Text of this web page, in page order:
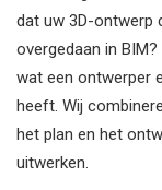
dat uw 3D-ontwerp
overgedaan in
wat een ontwerper
heeft. Wij
het plan en het
uitwerken.